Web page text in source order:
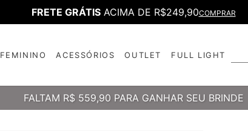
FRETE GRÁTISACIMA DE R$249,90COMPRAR
FEMININO ACESSÓRIOS OUTLET FULL LIGHT
FALTAM R$ 559,90 PARA GANHAR SEU BRINDE